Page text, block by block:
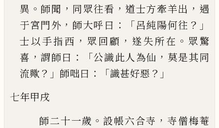
異 。 師聞 ， 同眾往看 ， 道士方牽羊出 ， 遇
于宮門外 ， 師大呼曰 ：「呂純陽何往 ？」
士以手指西 ， 眾回顧 ， 遂失所在 。 眾驚
喜 ，謂師曰 ：「公識此人為仙 ， 莫是其同
流歟？」 師咄曰 ：「識甚好惡 ？」
七年甲戌
師二十一歲 。設帳六合寺 ， 寺僧梅菴